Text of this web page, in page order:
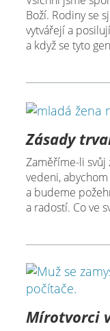
Boží. Rodiny se
vytvářejí a
a když se tyto
Zásady
Zaměříme-li svůj
vedeni,
a budeme
a radostí. Co ve
Mírotvorci